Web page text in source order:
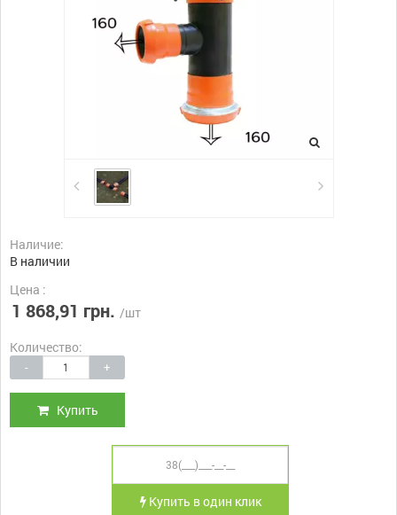
Наличие:
В наличии
Цена :
1 868,91 грн. /шт
Количество:
- +
Купить
Купить в один клик